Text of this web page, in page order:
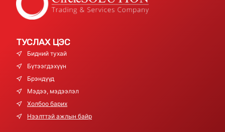
ТУСЛАХ ЦЭС
Бидний тухай
Бүтээгдэхүүн
Брэндүүд
Мэдээ, мэдээлэл
Холбоо барих
Нээлттэй ажлын байр